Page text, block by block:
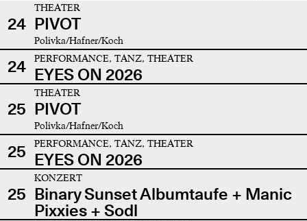
24
THEATER
PIVOT
Polivka/Hafner/Koch
24 PERFORMANCE, TANZ, THEATER
EYES ON 2026
25
THEATER
PIVOT
Polivka/Hafner/Koch
25 PERFORMANCE, TANZ, THEATER
EYES ON 2026
25
KONZERT
Binary Sunset Albumtaufe + Manic
Pixxies + Sodl